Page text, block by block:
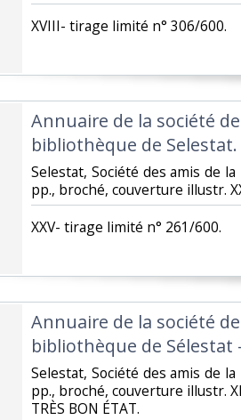
‎XVIII- tirage limité n° 306/600.‎
‎Annuaire de la société
bibliothèque de Selestat. ‎
‎Selestat, Société des amis de
pp., broché, couverture illustr.
‎XXV- tirage limité n° 261/600.‎
‎Annuaire de la société
bibliothèque de Sélestat
‎Selestat, Société des amis de
pp., broché, couverture illustr.
TRÈS BON ÉTAT.‎